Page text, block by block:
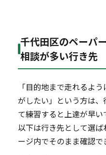
千代田区のペーパ
相談が多い行き先
「目的地まで走れるよ
がしたい」という方は
て練習すると上達が早い
以下は行き先として選
ージ内でそのまま確認で